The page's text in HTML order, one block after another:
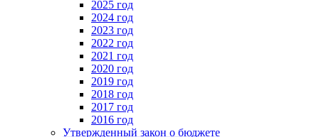
2025 год
2024 год
2023 год
2022 год
2021 год
2020 год
2019 год
2018 год
2017 год
2016 год
Утвержденный закон о бюджете